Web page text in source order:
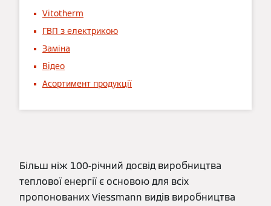
Vitotherm
ГВП з електрикою
Заміна
Відео
Асортимент продукції
Більш ніж 100-річний досвід виробництва
теплової енергії є основою для всіх
пропонованих Viessmann видів виробництва